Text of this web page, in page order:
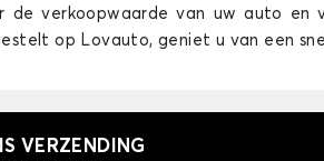
Kofferbakmatten voor MERCEDES
de verkoopwaarde van uw auto
op Lovauto, geniet u van een
VERZENDING